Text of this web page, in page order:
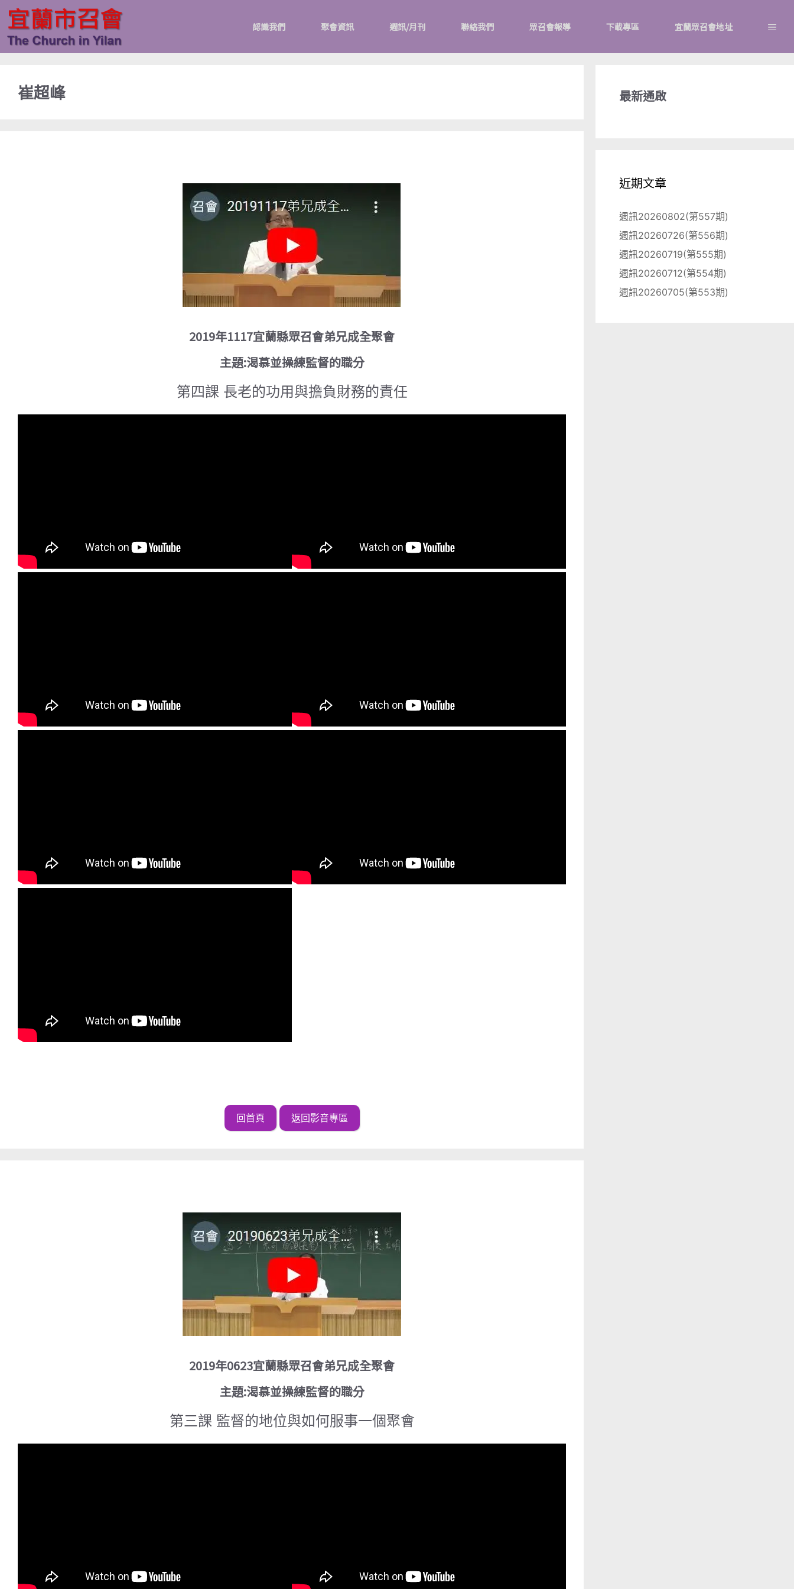
主
認識我們 聚會資訊 週訊/月刊 聯絡我們 眾召會報導 下載專區 宜蘭眾召會地址
崔超峰
2019年1117宜蘭縣眾召會弟兄成全聚會
主題:渴慕並操練監督的職分
第四課 長老的功用與擔負財務的責任
回首頁 返回影音專區
2019年0623宜蘭縣眾召會弟兄成全聚會
主題:渴慕並操練監督的職分
第三課 監督的地位與如何服事一個聚會
最新通啟
近期文章
週訊20260802(第557期)
週訊20260726(第556期)
週訊20260719(第555期)
週訊20260712(第554期)
週訊20260705(第553期)